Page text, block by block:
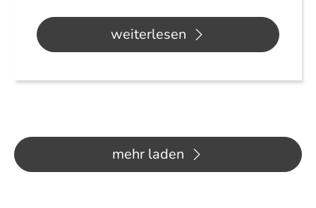
weiterlesen
mehr laden